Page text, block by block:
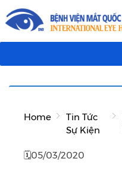
Home
Tin Tức
Sự Kiện
🗓05/03/2020